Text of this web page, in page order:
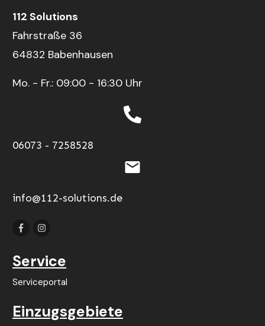
112 Solutions
Fahrstraße 36
64832 Babenhausen
Mo. - Fr.: 09:00 - 16:30 Uhr
06073 - 7258528
info@112-solutions.de
Service
Serviceportal
Einzugsgebiete